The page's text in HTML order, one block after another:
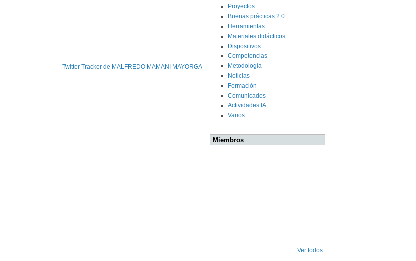
Twitter Tracker de MALFREDO MAMANI MAYORGA
Proyectos
Buenas prácticas 2.0
Herramientas
Materiales didácticos
Dispositivos
Competencias
Metodología
Noticias
Formación
Comunicados
Actividades IA
Varios
Miembros
Ver todos